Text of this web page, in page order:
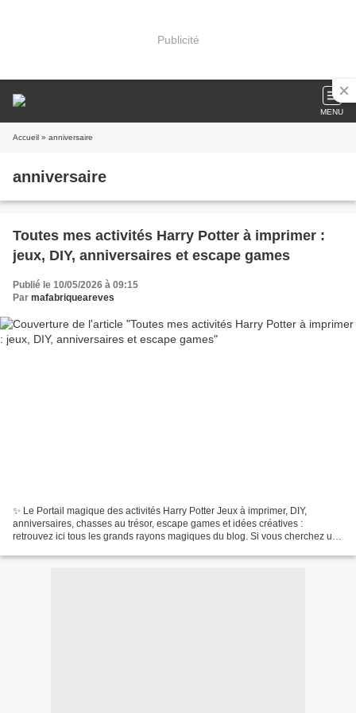
Publicité
MENU
Accueil » anniversaire
anniversaire
Toutes mes activités Harry Potter à imprimer :
jeux, DIY, anniversaires et escape games
Publié le 10/05/2026 à 09:15
Par mafabriqueareves
✨ Le Portail magique des activités Harry Potter Jeux à imprimer, DIY,
anniversaires, chasses au trésor, escape games et idées créatives :
retrouvez ici tous les grands rayons magiques du blog. Si vous cherchez une